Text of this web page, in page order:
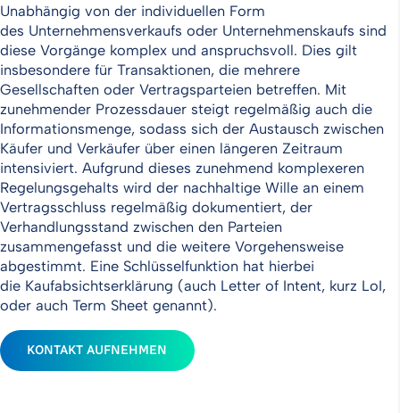
Unabhängig von der individuellen Form
des Unternehmensverkaufs oder Unternehmenskaufs sind
diese Vorgänge komplex und anspruchsvoll. Dies gilt
insbesondere für Transaktionen, die mehrere
Gesellschaften oder Vertragsparteien betreffen. Mit
zunehmender Prozessdauer steigt regelmäßig auch die
Informationsmenge, sodass sich der Austausch zwischen
Käufer und Verkäufer über einen längeren Zeitraum
intensiviert. Aufgrund dieses zunehmend komplexeren
Regelungsgehalts wird der nachhaltige Wille an einem
Vertragsschluss regelmäßig dokumentiert, der
Verhandlungsstand zwischen den Parteien
zusammengefasst und die weitere Vorgehensweise
abgestimmt. Eine Schlüsselfunktion hat hierbei
die Kaufabsichtserklärung (auch Letter of Intent, kurz LoI,
oder auch Term Sheet genannt).
KONTAKT AUFNEHMEN